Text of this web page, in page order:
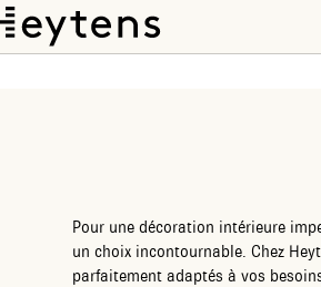
Pour une décoration intérieure
un choix incontournable. Chez
parfaitement adaptés à vos